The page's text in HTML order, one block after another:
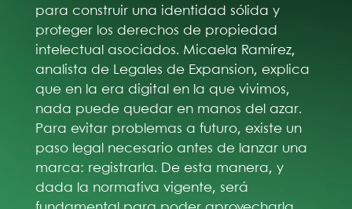
para construir una identidad sólida y
proteger los derechos de propiedad
intelectual asociados. Micaela Ramírez,
analista de Legales de Expansion, explica
que en la era digital en la que vivimos,
nada puede quedar en manos del azar.
Para evitar problemas a futuro, existe un
paso legal necesario antes de lanzar una
marca: registrarla. De esta manera, y
dada la normativa vigente, será